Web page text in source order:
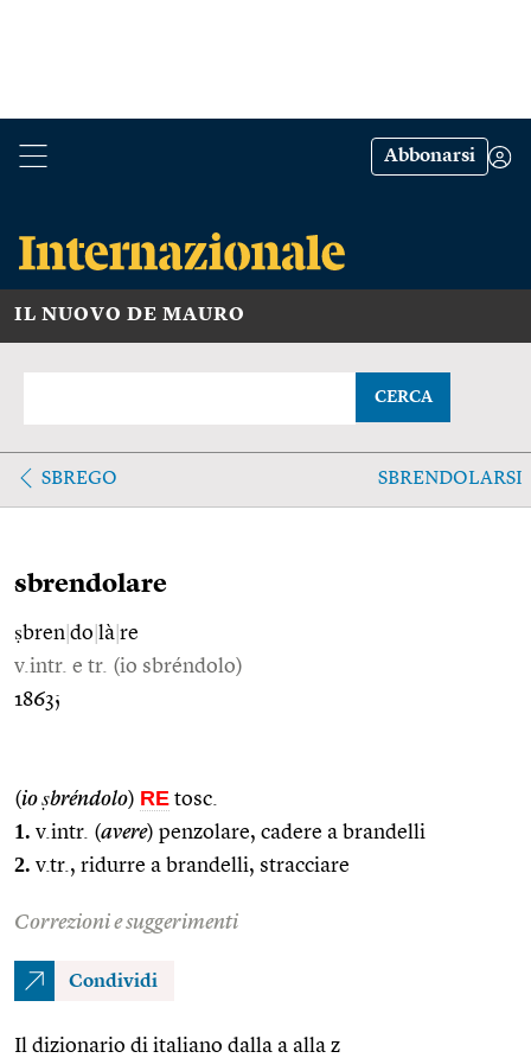
Abbonarsi
IL NUOVO DE MAURO
CERCA
SBREGO SBRENDOLARSI
sbrendolare
ṣbren do là re
v.intr. e tr. (io sbréndolo)
1863;
(io ṣbréndolo) RE tosc.
1. v.intr. (avere) penzolare, cadere a brandelli
2. v.tr., ridurre a brandelli, stracciare
Correzioni e suggerimenti
Condividi
Il dizionario di italiano dalla a alla z